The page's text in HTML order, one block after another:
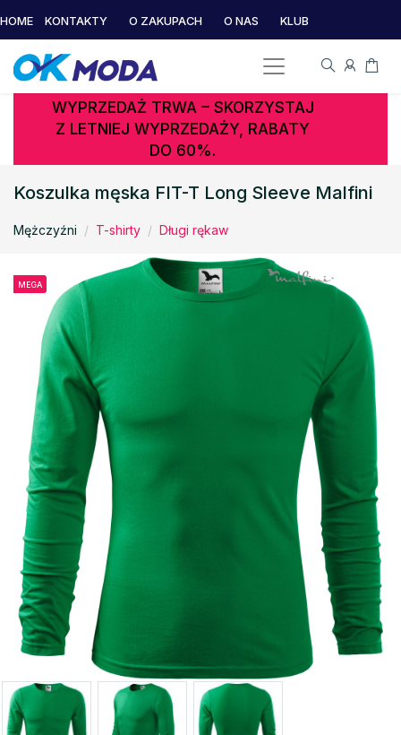
HOME KONTAKTY O ZAKUPACH O NAS KLUB
WYPRZEDAŻ TRWA – SKORZYSTAJ
Z LETNIEJ WYPRZEDAŻY, RABATY
DO 60%.
Koszulka męska FIT-T Long Sleeve Malfini
Mężczyźni T-shirty Długi rękaw
MEGA